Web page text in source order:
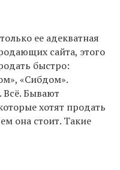
ее адекватная
сайта, этого
быстро:
«Сибдом».
Бывают
хотят продать
она стоит. Такие